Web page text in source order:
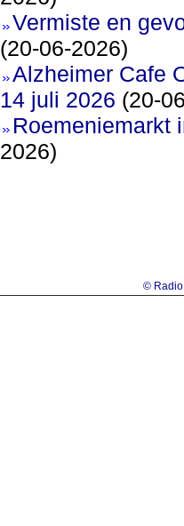
Vermiste en
(20-06-2026)
Alzheimer Cafe
14 juli 2026 (20-
Roemeniemarkt
2026)
© Radio